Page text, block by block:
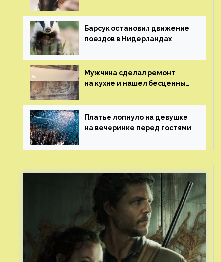
Барсук остановил движение
поездов в Нидерландах
Мужчина сделал ремонт
на кухне и нашел бесценные
Платье лопнуло на девушке
на вечеринке перед гостями